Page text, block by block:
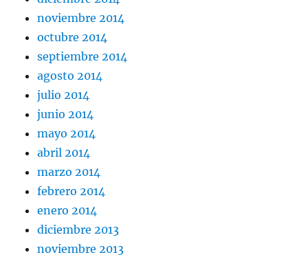
noviembre 2014
octubre 2014
septiembre 2014
agosto 2014
julio 2014
junio 2014
mayo 2014
abril 2014
marzo 2014
febrero 2014
enero 2014
diciembre 2013
noviembre 2013